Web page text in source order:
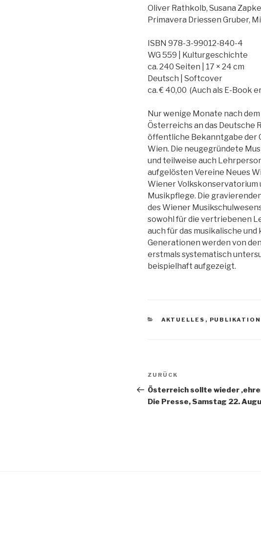
Oliver Rathkolb, Susana
Primavera Driessen Gruber,
ISBN 978-3-99012-840-4
WG 559 | Kulturgeschichte
ca. 240 Seiten | 17 × 24 cm
Deutsch | Softcover
ca. € 40,00 (Auch als E-Book
Nur wenige Monate nach
Österreichs an das Deutsche
öffentliche Bekanntgabe der
Wien. Die neugegründete
und teilweise auch
aufgelösten Vereine Neues
Wiener Volkskonservatorium
Musikpflege. Die
des Wiener
sowohl für die vertriebenen
auch für das musikalische
Generationen werden von
erstmals systematisch
beispielhaft aufgezeigt.
KATEGORIEN
AKTUELLES ,
Beitragsnavigation
Vorheriger
Beitrag
ZURÜCK
Österreich sollte wieder
Die Presse, Samstag 22.